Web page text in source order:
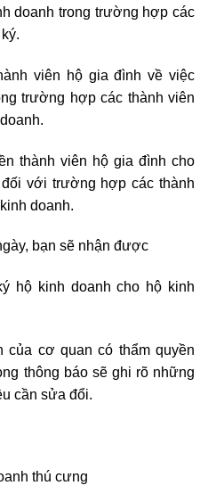
doanh trong trường hợp các
viên hộ gia đình về việc
trường hợp các thành viên
thành viên hộ gia đình cho
với trường hợp các thành
doanh.
bạn sẽ nhận được
hộ kinh doanh cho hộ kinh
của cơ quan có thẩm quyền
thông báo sẽ ghi rõ những
cần sửa đổi.
thú cưng